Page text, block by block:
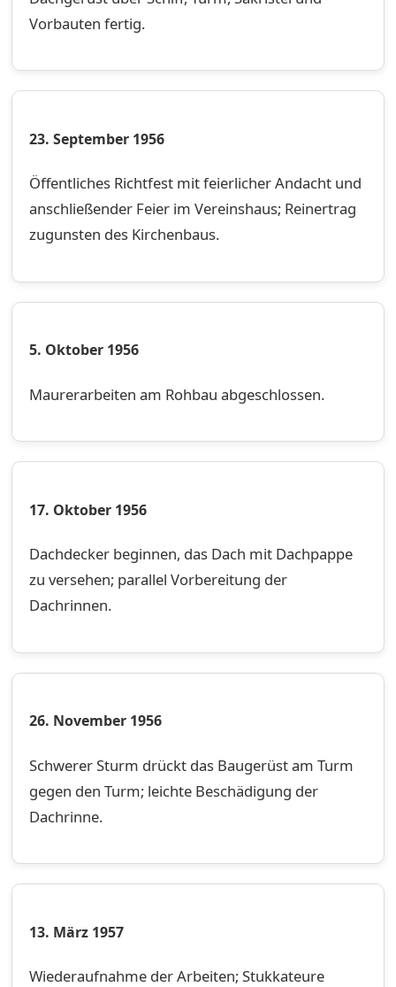
Vorbauten fertig.
23. September 1956
Öffentliches Richtfest mit feierlicher Andacht und
anschließender Feier im Vereinshaus; Reinertrag
zugunsten des Kirchenbaus.
5. Oktober 1956
Maurerarbeiten am Rohbau abgeschlossen.
17. Oktober 1956
Dachdecker beginnen, das Dach mit Dachpappe
zu versehen; parallel Vorbereitung der
Dachrinnen.
26. November 1956
Schwerer Sturm drückt das Baugerüst am Turm
gegen den Turm; leichte Beschädigung der
Dachrinne.
13. März 1957
Wiederaufnahme der Arbeiten; Stukkateure